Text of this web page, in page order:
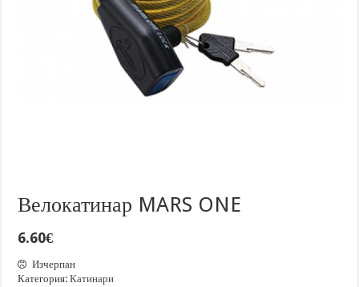
Велокатинар MARS ONE
6.60€
Изчерпан
Категория:Катинари